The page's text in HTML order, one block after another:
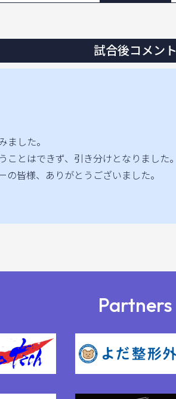
試合後コメント
した。
とはできず、引き分けとなりました。
皆様、ありがとうございました。
Partners